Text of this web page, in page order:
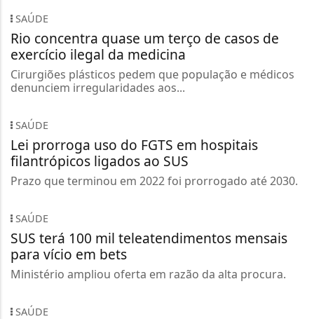
SAÚDE
Rio concentra quase um terço de casos de
exercício ilegal da medicina
Cirurgiões plásticos pedem que população e médicos
denunciem irregularidades aos...
SAÚDE
Lei prorroga uso do FGTS em hospitais
filantrópicos ligados ao SUS
Prazo que terminou em 2022 foi prorrogado até 2030.
SAÚDE
SUS terá 100 mil teleatendimentos mensais
para vício em bets
Ministério ampliou oferta em razão da alta procura.
SAÚDE